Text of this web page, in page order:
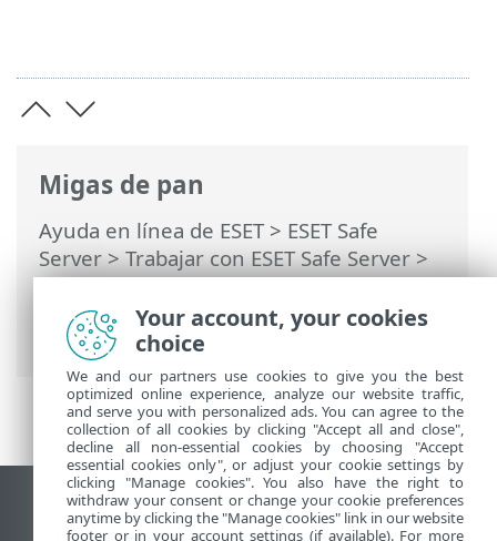
Migas de pan
Ayuda en línea de ESET> ESET Safe
Server>Trabajar con ESET Safe Server>
Configuración avanzada>Exploraciones
Exclusiones> Exclusiones de
rendimiento
Ver sitio del escritorio
Your account, your cookies
choice
We and our partners use cookies to give you the best
optimized online experience, analyze our website traffic,
and serve you with personalized ads. You can agree to the
collection of all cookies by clicking "Accept all and close",
decline all non-essential cookies by choosing "Accept
essential cookies only", or adjust your cookie settings by
clicking "Manage cookies". You also have the right to
withdraw your consent or change your cookie preferences
anytime by clicking the "Manage cookies" link in our website
footer or in your account settings (if available). For more